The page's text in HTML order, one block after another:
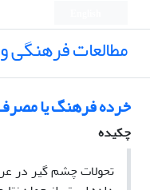
مطالعات فرهنگی
خرده فرهنگ یا
چکیده
تحولات چشم گیر در